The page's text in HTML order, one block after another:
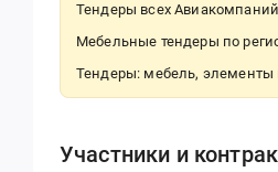
Тендеры всех
Мебельные тендеры по
Тендеры: мебель, элементы
Участники и